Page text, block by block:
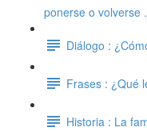
ponerse o volverse
Diálogo :
Frases : ¿Qué
Historia : La